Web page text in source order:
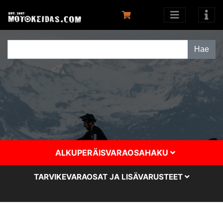
ALKUPERÄISVARAOSAHAKU
TARVIKEVARAOSAT JA LISÄVARUSTEET